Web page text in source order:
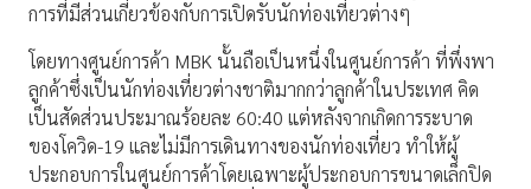
การที่มีส่วนเกี่ยวข้องกับการเปิดรับนักท่องเที่ยวต่างๆ
โดยทางศูนย์การค้า MBK นั้นถือเป็นหนึ่งในศูนย์การค้า ที่พึ่งพา
ลูกค้าซึ่งเป็นนักท่องเที่ยวต่างชาติมากกว่าลูกค้าในประเทศ คิด
เป็นสัดส่วนประมาณร้อยละ 60:40 แต่หลังจากเกิดการระบาด
ของโควิด-19 และไม่มีการเดินทางของนักท่องเที่ยว ทำให้ผู้
ประกอบการในศูนย์การค้าโดยเฉพาะผู้ประกอบการขนาดเล็กปิด